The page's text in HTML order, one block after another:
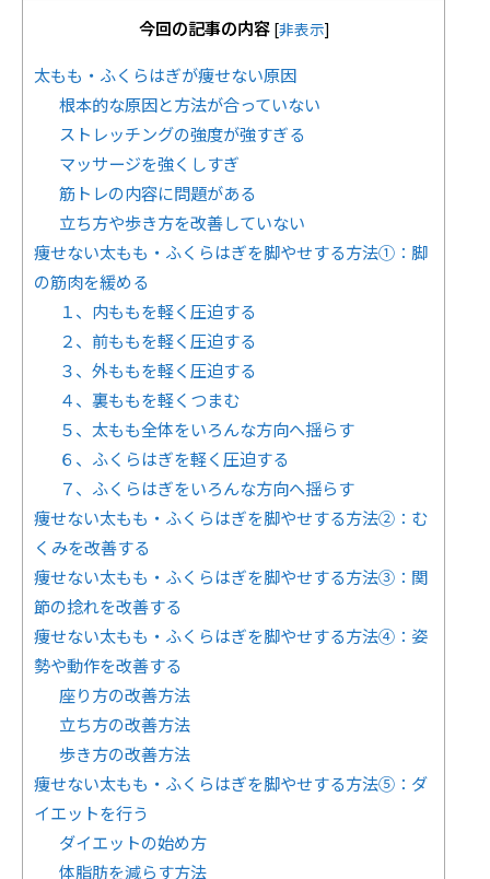
今回の記事の内容 [非表示]
太もも・ふくらはぎが痩せない原因
根本的な原因と方法が合っていない
ストレッチングの強度が強すぎる
マッサージを強くしすぎ
筋トレの内容に問題がある
立ち方や歩き方を改善していない
痩せない太もも・ふくらはぎを脚やせする方法①：脚
の筋肉を緩める
１、内ももを軽く圧迫する
２、前ももを軽く圧迫する
３、外ももを軽く圧迫する
４、裏ももを軽くつまむ
５、太もも全体をいろんな方向へ揺らす
６、ふくらはぎを軽く圧迫する
７、ふくらはぎをいろんな方向へ揺らす
痩せない太もも・ふくらはぎを脚やせする方法②：む
くみを改善する
痩せない太もも・ふくらはぎを脚やせする方法③：関
節の捻れを改善する
痩せない太もも・ふくらはぎを脚やせする方法④：姿
勢や動作を改善する
座り方の改善方法
立ち方の改善方法
歩き方の改善方法
痩せない太もも・ふくらはぎを脚やせする方法⑤：ダ
イエットを行う
ダイエットの始め方
体脂肪を減らす方法